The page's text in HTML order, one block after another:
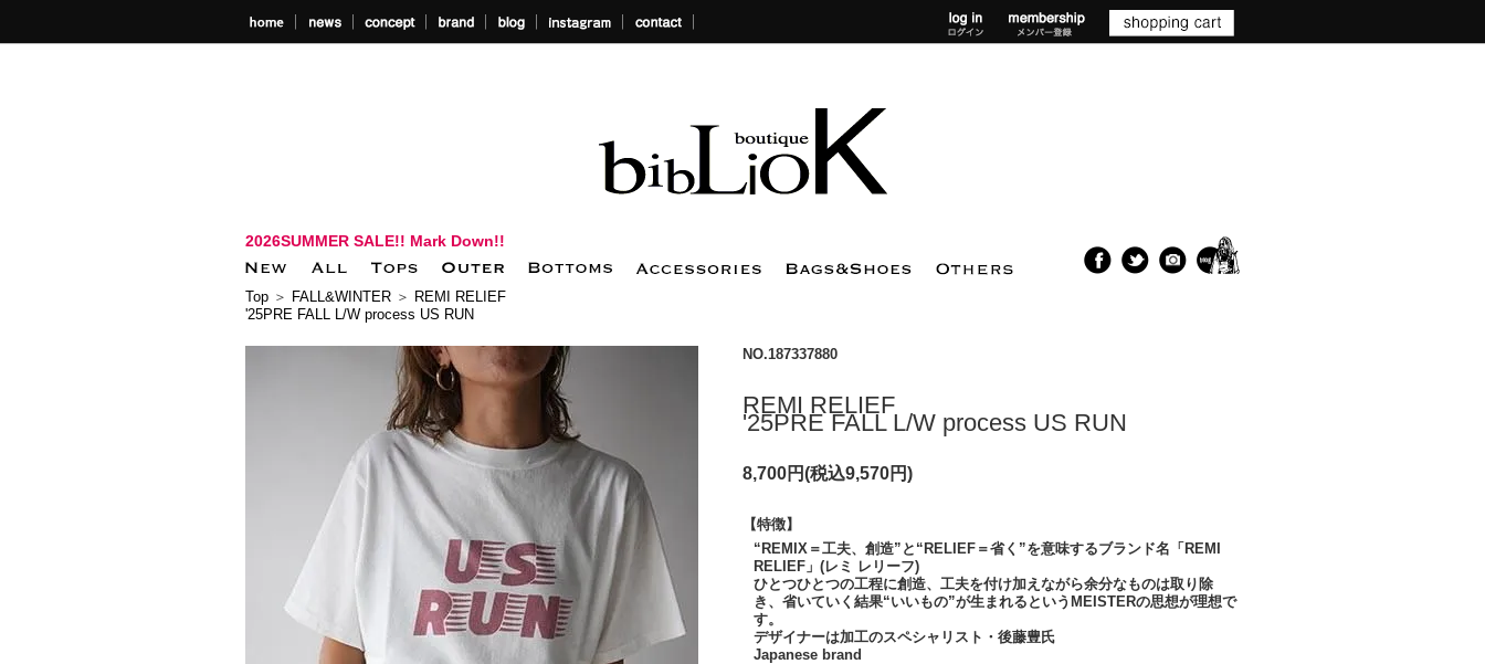
2026SUMMER SALE!! Mark Down!!
Top ＞ FALL&WINTER ＞ REMI RELIEF
'25PRE FALL L/W process US RUN
NO.187337880
REMI RELIEF
'25PRE FALL L/W process US RUN
8,700円(税込9,570円)
【特徴】
“REMIX＝工夫、創造”と“RELIEF＝省く”を意味するブランド名「REMI
RELIEF」(レミ レリーフ)
ひとつひとつの工程に創造、工夫を付け加えながら余分なものは取り除
き、省いていく結果“いいもの”が生まれるというMEISTERの思想が理想で
す。
デザイナーは加工のスペシャリスト・後藤豊氏
Japanese brand